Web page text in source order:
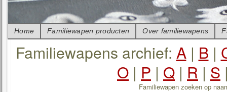
Familiewapens archief: A| B |
O | P | Q | R | S
Familiewapen zoeken op
Home Familiewapen producten Over familiewapens